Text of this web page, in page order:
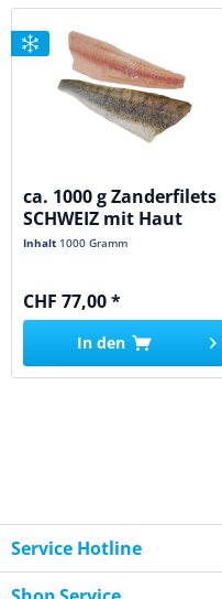
ca. 1000 g Zanderfilets
SCHWEIZ mit Haut
Zucht
Inhalt 1000 Gramm
CHF 77,00 *
In den
Service Hotline